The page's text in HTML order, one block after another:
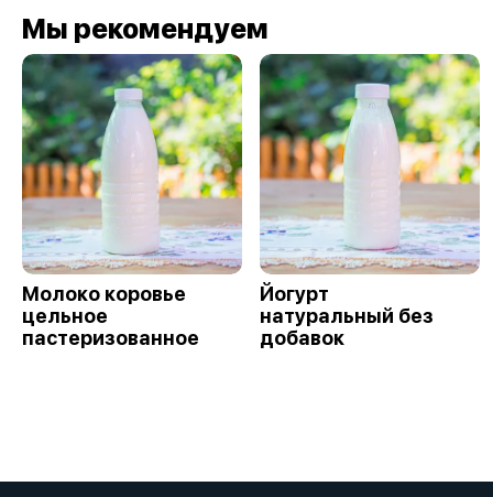
Мы рекомендуем
Молоко коровье
цельное
пастеризованное
Йогурт
натуральный без
добавок